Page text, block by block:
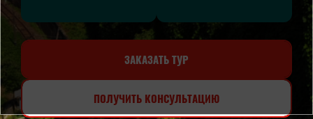
ЗАКАЗАТЬ ТУР
ПОЛУЧИТЬ КОНСУЛЬТАЦИЮ